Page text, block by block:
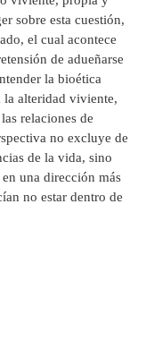
sobre esta cuestión,
el cual acontece
de adueñarse
la bioética
la alteridad viviente,
relaciones de
no excluye de
de la vida, sino
una dirección más
no estar dentro de